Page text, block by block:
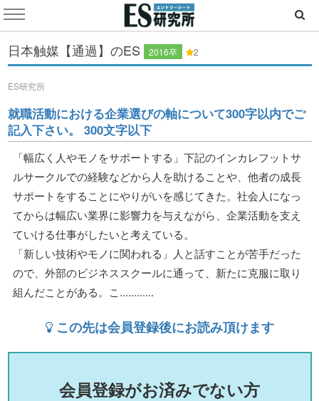
日本触媒【通過】のES 2016卒 2
ES研究所
就職活動における企業選びの軸について300字以内でご
記入下さい。 300文字以下
「幅広く人やモノをサポートする」下記のインカレフットサ
ルサークルでの経験などから人を助けることや、他者の成長
サポートをすることにやりがいを感じてきた。社会人になっ
てからは幅広い業界に影響力を与えながら、企業活動を支え
ていける仕事がしたいと考えている。
「新しい技術やモノに関われる」人と話すことが苦手だった
ので、外部のビジネススクールに通って、新たに克服に取り
組んだことがある。こ............
この先は会員登録後にお読み頂けます
会員登録がお済みでない方